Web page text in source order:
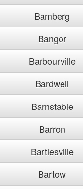
Bamberg
Bangor
Barbourville
Bardwell
Barnstable
Barron
Bartlesville
Bartow